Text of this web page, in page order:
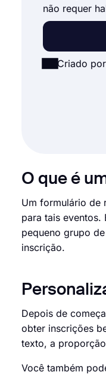
não requer
Criado
O que é
Um formulário de
para tais eventos.
pequeno grupo
inscrição.
Depois de
obter inscrições
texto, a
Você também